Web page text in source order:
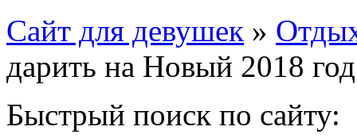
Сайт для девушек »
дарить на Новый 2018
Быстрый поиск по сайту: